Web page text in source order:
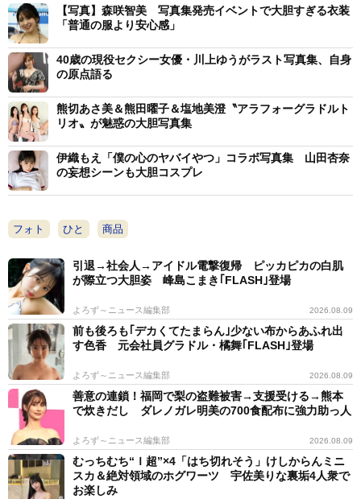
【写真】森咲智美 写真集発売イベントで大胆すぎる衣装
「普通の服より安心感」
40歳の現役セクシー女優・川上ゆうがラスト写真集、自身
の原点語る
熊切あさ美＆熊田曜子＆塩地美澄〝アラフォーグラドルト
リオ〟が魅惑の大胆写真集
伊織もえ「僕の心のヤバイやつ」コラボ写真集 山田杏奈
の妄想シーンも大胆コスプレ
フォト ひと 商品
引退→社会人→アイドル電撃復帰 ピッカピカの白肌
が際立つ大胆姿 峰島こまき｢FLASH｣登場
よろず～ニュース編集部 2026.08.09
前も後ろも｢デカくてたまらん｣少ない布からあふれ出
す色香 元会社員グラドル・橘舞｢FLASH｣登場
よろず～ニュース編集部 2026.08.09
善意の連鎖！福岡で梨の盗難被害→支援受ける→熊本
で炊きだし ダレノガレ明美の700食配布に強力助っ人
よろず～ニュース編集部 2026.08.09
むっちむち“Ｉ超”×4「はち切れそう」けしからんミニ
スカ＆絶対領域のホグワーツ 宇佐美りな裏垢4人衆で
お楽しみ